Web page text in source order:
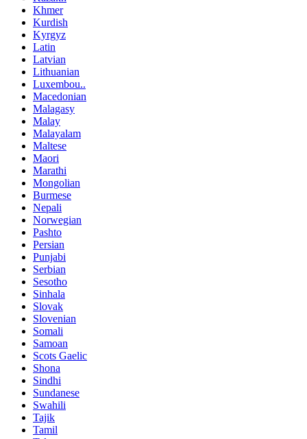
Khmer
Kurdish
Kyrgyz
Latin
Latvian
Lithuanian
Luxembou..
Macedonian
Malagasy
Malay
Malayalam
Maltese
Maori
Marathi
Mongolian
Burmese
Nepali
Norwegian
Pashto
Persian
Punjabi
Serbian
Sesotho
Sinhala
Slovak
Slovenian
Somali
Samoan
Scots Gaelic
Shona
Sindhi
Sundanese
Swahili
Tajik
Tamil